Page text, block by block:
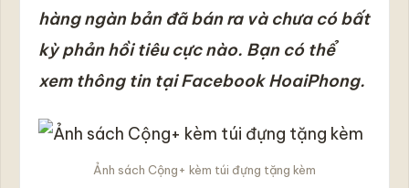
hàng ngàn bản đã bán ra và chưa có bất
kỳ phản hồi tiêu cực nào. Bạn có thể
xem thông tin tại Facebook HoaiPhong.
Ảnh sách Cộng+ kèm túi đựng tặng kèm